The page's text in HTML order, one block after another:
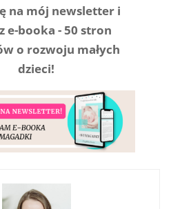
na mój newsletter i
e-booka - 50 stron
o rozwoju małych
dzieci!